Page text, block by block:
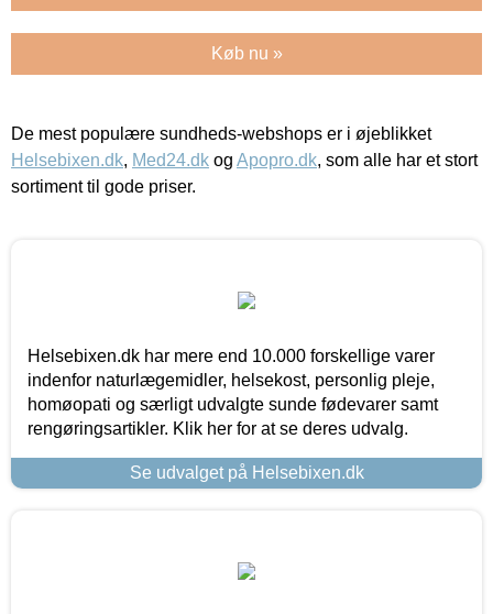
Køb nu »
De mest populære sundheds-webshops er i øjeblikket
Helsebixen.dk, Med24.dk og Apopro.dk, som alle har et stort
sortiment til gode priser.
Helsebixen.dk har mere end 10.000 forskellige varer
indenfor naturlægemidler, helsekost, personlig pleje,
homøopati og særligt udvalgte sunde fødevarer samt
rengøringsartikler. Klik her for at se deres udvalg.
Se udvalget på Helsebixen.dk